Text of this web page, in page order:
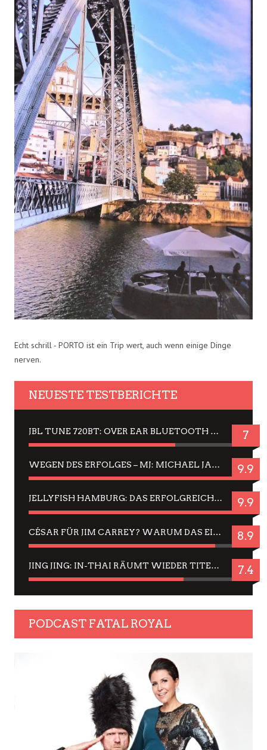
Echt schrill - PORTO ist ein Trip wert, auch wenn einige Dinge
nerven.
NEUESTE TESTBERICHTE
JBL TUNE 720BT: OVER EAR BLUETOOTH KOPFHÖRER UM DIE 50,-€ IM DAUER-TEST 7
WEGEN DES ERFOLGES – MJ: MICHAEL JACKSON MUSICAL IN EINER MATINEE SEHEN 9.9
JELLYFISH HAMBURG: DAS ERFOLGREICHE SOMMER-MENÜ 2025 IN GEFÜHLEN UND BILDERN 9.9
CÉSAR FÜR JIM CARREY? WARUM DAS EINER DER NERVIGSTEN ACTORS IST UND BLEIBT 8.9
JING JING: IN-THAI RÄUMT WIEDER TITEL AB – EIN ZWEI-STUNDEN-ERLEBNISBERICHT 7.4
PODCAST FATAL ROYAL